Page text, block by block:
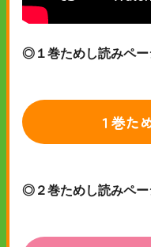
◎１巻ためし読みペ
１巻た
◎２巻ためし読みペ